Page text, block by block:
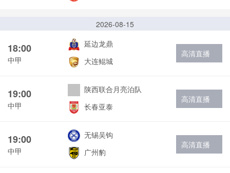
2026-08-15
18:00
中甲
延边龙鼎
大连鲲城
高清直播
19:00
中甲
陕西联合月亮泊队
长春亚泰
高清直播
19:00
中甲
无锡吴钩
广州豹
高清直播